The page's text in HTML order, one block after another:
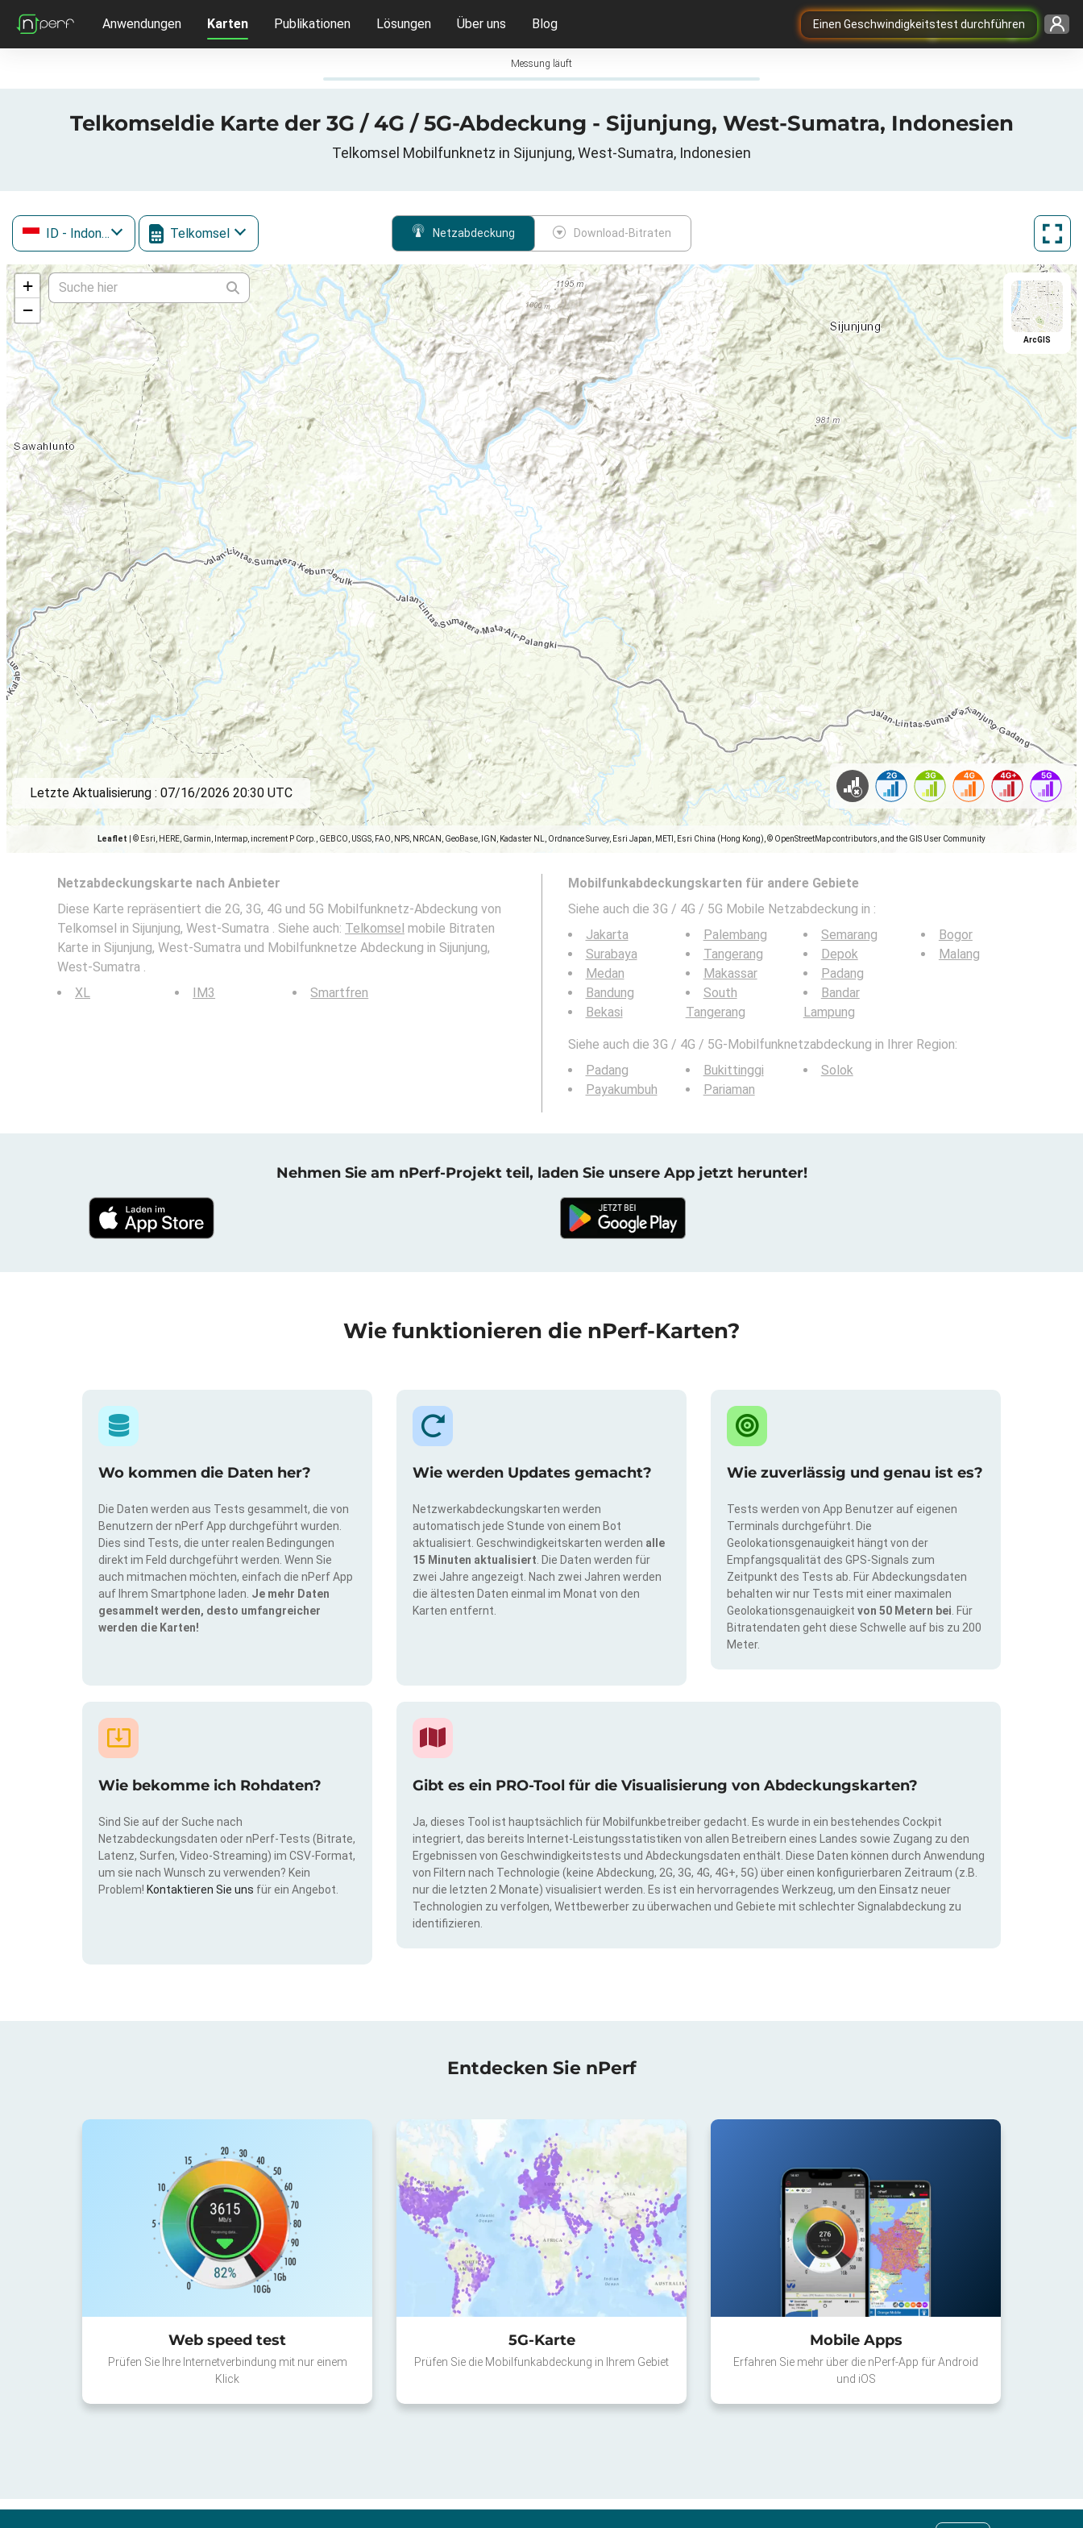
Einen Geschwindigkeitstest durchführen
Anwendungen Karten Publikationen Lösungen Über uns Blog
Messung läuft
Telkomseldie Karte der 3G / 4G / 5G-Abdeckung - Sijunjung, West-Sumatra, Indonesien
Telkomsel Mobilfunknetz in Sijunjung, West-Sumatra, Indonesien
ID - Indonesien Telkomsel Netzabdeckung Download-Bitraten
+
−
Leaflet © Esri, HERE, Garmin, Intermap, increment P Corp., GEBCO, USGS, FAO, NPS, NRCAN, GeoBase, IGN, Kadaster NL, Ordnance Survey, Esri Japan, METI, Esri China (Hong Kong), © OpenStreetMap contributors, and the GIS User Community
ArcGIS
Letzte Aktualisierung : 07/16/2026 20:30 UTC
Netzabdeckungskarte nach Anbieter
Diese Karte repräsentiert die 2G, 3G, 4G und 5G Mobilfunknetz-Abdeckung von
Telkomsel in Sijunjung, West-Sumatra . Siehe auch: Telkomsel mobile Bitraten
Karte in Sijunjung, West-Sumatra und Mobilfunknetze Abdeckung in Sijunjung,
West-Sumatra .
XL
IM3 Smartfren
Mobilfunkabdeckungskarten für andere Gebiete
Siehe auch die 3G / 4G / 5G Mobile Netzabdeckung in :
Jakarta
Surabaya
Medan
Bandung
Bekasi
Palembang
Tangerang
Makassar
South
Tangerang
Semarang
Depok
Padang
Bandar
Lampung
Bogor
Malang
Siehe auch die 3G / 4G / 5G-Mobilfunknetzabdeckung in Ihrer Region:
Padang
Payakumbuh
Bukittinggi
Pariaman
Solok
Nehmen Sie am nPerf-Projekt teil, laden Sie unsere App jetzt herunter!
Wie funktionieren die nPerf-Karten?
Wo kommen die Daten her?
Die Daten werden aus Tests gesammelt, die von
Benutzern der nPerf App durchgeführt wurden.
Dies sind Tests, die unter realen Bedingungen
direkt im Feld durchgeführt werden. Wenn Sie
auch mitmachen möchten, einfach die nPerf App
auf Ihrem Smartphone laden. Je mehr Daten
gesammelt werden, desto umfangreicher
werden die Karten!
Wie werden Updates gemacht?
Netzwerkabdeckungskarten werden
automatisch jede Stunde von einem Bot
aktualisiert. Geschwindigkeitskarten werden alle
15 Minuten aktualisiert . Die Daten werden für
zwei Jahre angezeigt. Nach zwei Jahren werden
die ältesten Daten einmal im Monat von den
Karten entfernt.
Wie zuverlässig und genau ist es?
Tests werden von App Benutzer auf eigenen
Terminals durchgeführt. Die
Geolokationsgenauigkeit hängt von der
Empfangsqualität des GPS-Signals zum
Zeitpunkt des Tests ab. Für Abdeckungsdaten
behalten wir nur Tests mit einer maximalen
Geolokationsgenauigkeit von 50 Metern bei . Für
Bitratendaten geht diese Schwelle auf bis zu 200
Meter.
Wie bekomme ich Rohdaten?
Sind Sie auf der Suche nach
Netzabdeckungsdaten oder nPerf-Tests (Bitrate,
Latenz, Surfen, Video-Streaming) im CSV-Format,
um sie nach Wunsch zu verwenden? Kein
Problem! Kontaktieren Sie uns für ein Angebot.
Gibt es ein PRO-Tool für die Visualisierung von Abdeckungskarten?
Ja, dieses Tool ist hauptsächlich für Mobilfunkbetreiber gedacht. Es wurde in ein bestehendes Cockpit
integriert, das bereits Internet-Leistungsstatistiken von allen Betreibern eines Landes sowie Zugang zu den
Ergebnissen von Geschwindigkeitstests und Abdeckungsdaten enthält. Diese Daten können durch Anwendung
von Filtern nach Technologie (keine Abdeckung, 2G, 3G, 4G, 4G+, 5G) über einen konfigurierbaren Zeitraum (z.B.
nur die letzten 2 Monate) visualisiert werden. Es ist ein hervorragendes Werkzeug, um den Einsatz neuer
Technologien zu verfolgen, Wettbewerber zu überwachen und Gebiete mit schlechter Signalabdeckung zu
identifizieren.
Entdecken Sie nPerf
Web speed test
Prüfen Sie Ihre Internetverbindung mit nur einem
Klick
5G-Karte
Prüfen Sie die Mobilfunkabdeckung in Ihrem Gebiet
Mobile Apps
Erfahren Sie mehr über die nPerf-App für Android
und iOS